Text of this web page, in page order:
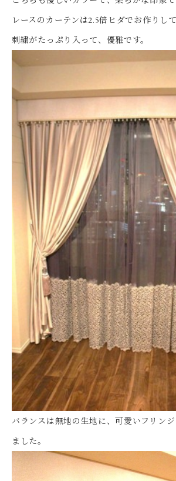
レースのカーテンは2.5倍ヒダでお作りし
刺繍がたっぷり入って、優雅です。
バランスは無地の生地に、可愛いフリン
ました。